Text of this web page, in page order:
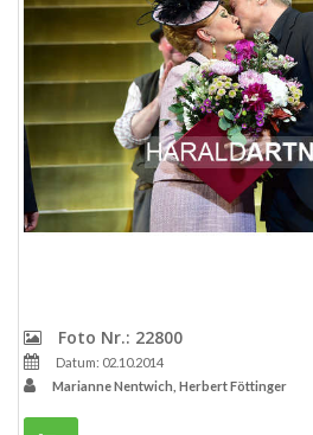
Foto Nr.: 22800
Datum: 02.10.2014
Marianne Nentwich, Herbert Föttinger